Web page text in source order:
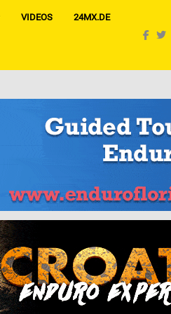
VIDEOS 24MX.DE